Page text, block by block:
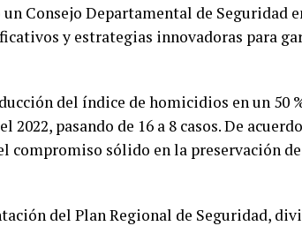
Consejo Departamental de Seguridad
y estrategias innovadoras para
del índice de homicidios en un 50
pasando de 16 a 8 casos. De
compromiso sólido en la preservación
del Plan Regional de Seguridad,